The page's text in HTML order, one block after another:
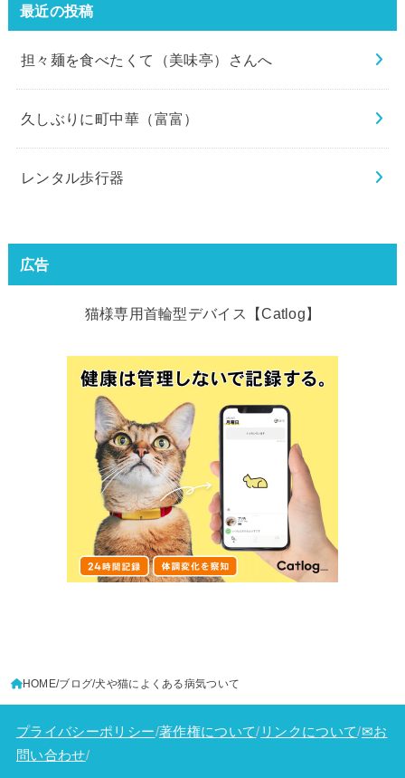
最近の投稿
担々麺を食べたくて（美味亭）さんへ
久しぶりに町中華（富富）
レンタル歩行器
広告
猫様専用首輪型デバイス【Catlog】
HOME ブログ 犬や猫によくある病気ついて
プライバシーポリシー/著作権について/ リンクについて/✉お
問い合わせ/